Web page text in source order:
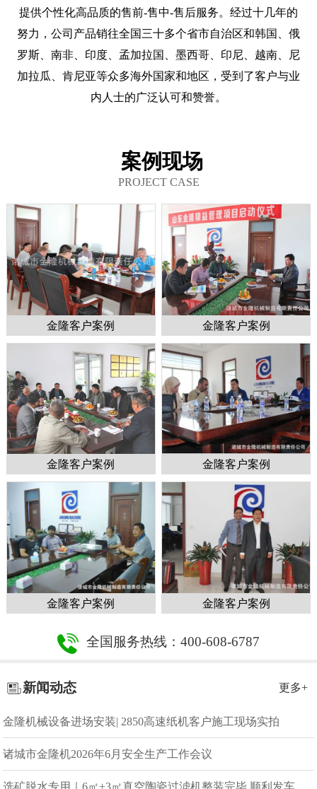
提供个性化高品质的售前-售中-售后服务。经过十几年的
努力，公司产品销往全国三十多个省市自治区和韩国、俄
罗斯、南非、印度、孟加拉国、墨西哥、印尼、越南、尼
加拉瓜、肯尼亚等众多海外国家和地区，受到了客户与业
内人士的广泛认可和赞誉。
案例现场
PROJECT CASE
金隆客户案例 金隆客户案例
金隆客户案例 金隆客户案例
金隆客户案例 金隆客户案例
全国服务热线：400-608-6787
新闻动态 更多+
金隆机械设备进场安装| 2850高速纸机客户施工现场实拍
诸城市金隆机2026年6月安全生产工作会议